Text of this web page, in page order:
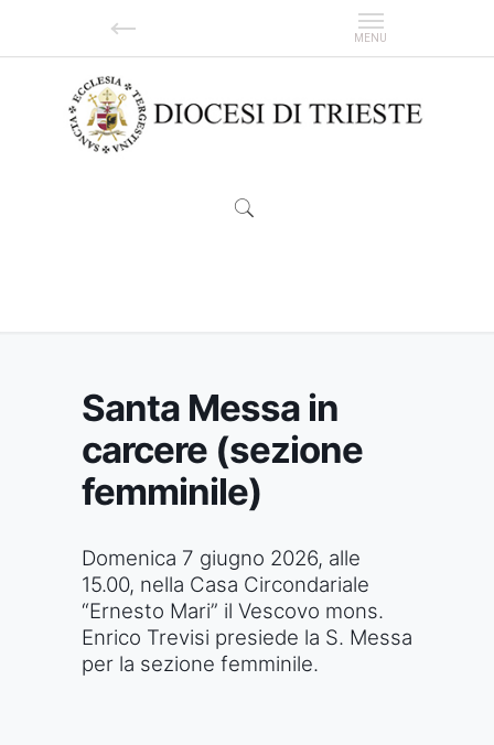
Santa Messa in
carcere (sezione
femminile)
Domenica 7 giugno 2026, alle
15.00, nella Casa Circondariale
“Ernesto Mari” il Vescovo mons.
Enrico Trevisi presiede la S. Messa
per la sezione femminile.